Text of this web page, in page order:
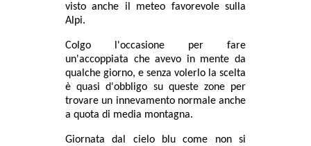
visto anche il meteo favorevole sulla
Alpi.
Colgo l'occasione per fare
un'accoppiata che avevo in mente da
qualche giorno, e senza volerlo la scelta
è quasi d'obbligo su queste zone per
trovare un innevamento normale anche
a quota di media montagna.
Giornata dal cielo blu come non si